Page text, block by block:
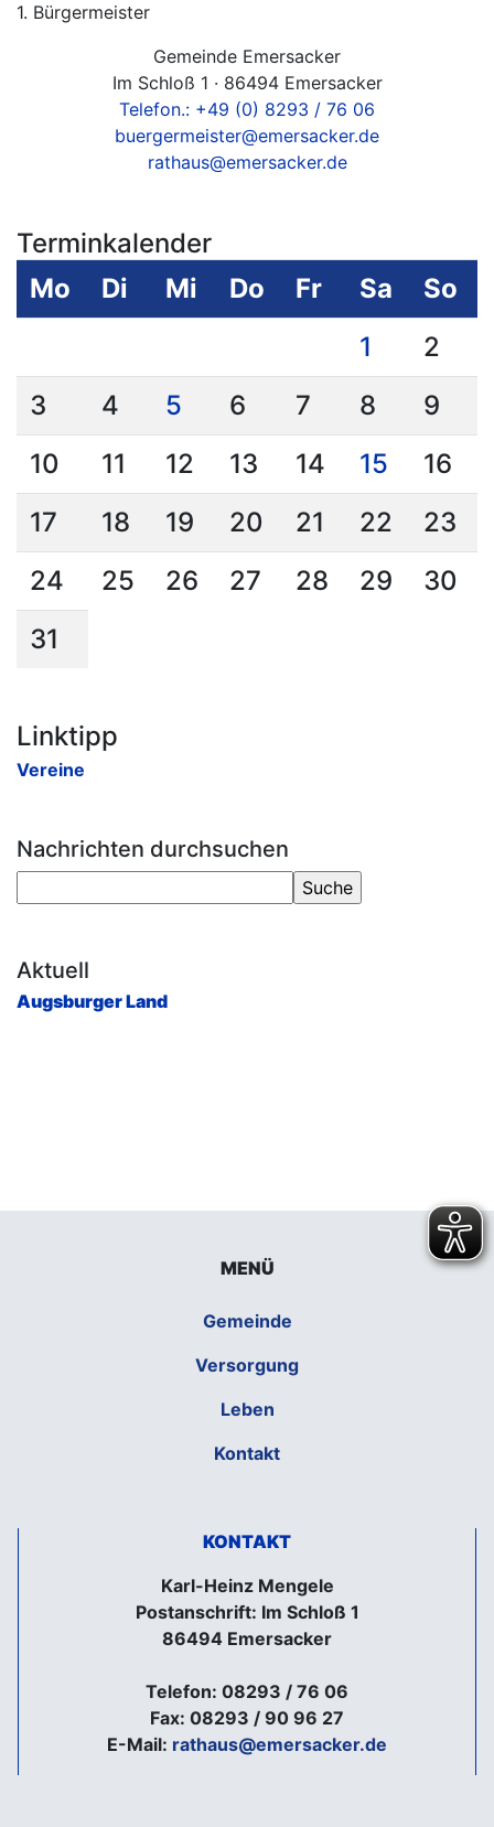
1. Bürgermeister
Gemeinde Emersacker
Im Schloß 1 · 86494 Emersacker
Telefon.: +49 (0) 8293 / 76 06
buergermeister@emersacker.de
rathaus@emersacker.de
Terminkalender
Mo
Di Mi Do Fr Sa
So
1
2
3
4 5 6 7 8
9
10
11 12 13 14 15
16
17
18 19 20 21 22
23
24
25 26 27 28 29
30
31
Linktipp
Vereine
Nachrichten durchsuchen
Aktuell
Augsburger Land
MENÜ
Gemeinde
Versorgung
Leben
Kontakt
KONTAKT
Karl-Heinz Mengele
Postanschrift: Im Schloß 1
86494 Emersacker
Telefon: 08293 / 76 06
Fax: 08293 / 90 96 27
E-Mail: rathaus@emersacker.de